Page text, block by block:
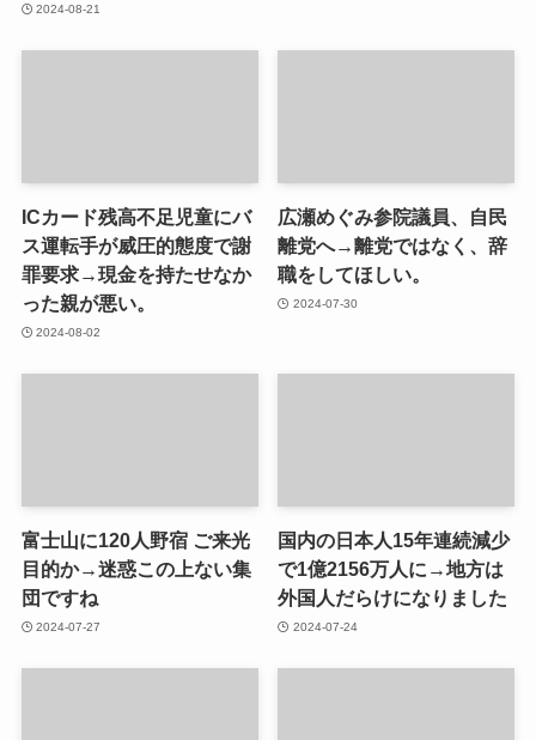
2024-08-21
ICカード残高不足児童にバ
ス運転手が威圧的態度で謝
罪要求→現金を持たせなか
った親が悪い。
2024-08-02
広瀬めぐみ参院議員、自民
離党へ→離党ではなく、辞
職をしてほしい。
2024-07-30
富士山に120人野宿 ご来光
目的か→迷惑この上ない集
団ですね
2024-07-27
国内の日本人15年連続減少
で1億2156万人に→地方は
外国人だらけになりました
2024-07-24